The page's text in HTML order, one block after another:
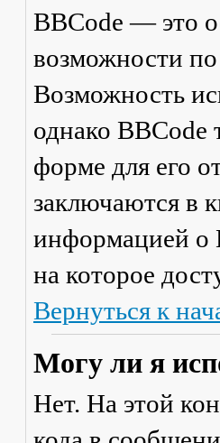
BBCode — это
возможности
Возможность
однако
форме для его
заключаются в
информацией о
на которое
Вернуться к
Могу ли я
Нет. На этой